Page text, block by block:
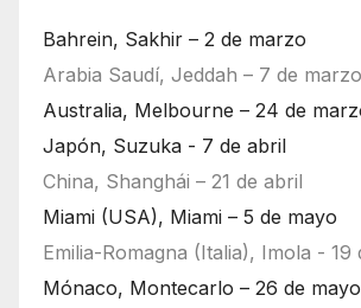
Bahrein, Sakhir – 2 de marzo
Arabia Saudí, Jeddah – 7 de marzo
Australia, Melbourne – 24 de
Japón, Suzuka - 7 de abril
China, Shanghái – 21 de abril
Miami (USA), Miami – 5 de mayo
Emilia-Romagna (Italia), Imola - 19
Mónaco, Montecarlo – 26 de mayo